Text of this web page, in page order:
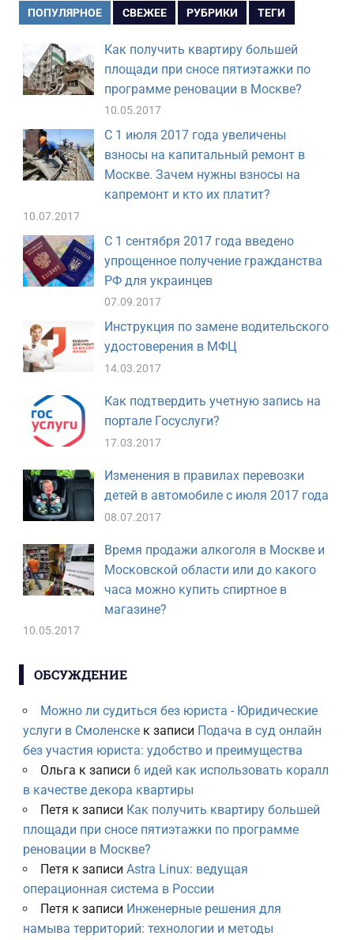
ПОПУЛЯРНОЕ СВЕЖЕЕ РУБРИКИ ТЕГИ
Как получить квартиру большей
площади при сносе пятиэтажки по
программе реновации в Москве?
10.05.2017
С 1 июля 2017 года увеличены
взносы на капитальный ремонт в
Москве. Зачем нужны взносы на
капремонт и кто их платит?
10.07.2017
С 1 сентября 2017 года введено
упрощенное получение гражданства
РФ для украинцев
07.09.2017
Инструкция по замене водительского
удостоверения в МФЦ
14.03.2017
Как подтвердить учетную запись на
портале Госуслуги?
17.03.2017
Изменения в правилах перевозки
детей в автомобиле с июля 2017 года
08.07.2017
Время продажи алкоголя в Москве и
Московской области или до какого
часа можно купить спиртное в
магазине?
10.05.2017
ОБСУЖДЕНИЕ
Можно ли судиться без юриста - Юридические
услуги в Смоленскек записи Подача в суд онлайн
без участия юриста: удобство и преимущества
Ольга к записи 6 идей как использовать коралл
в качестве декора квартиры
Петя к записи Как получить квартиру большей
площади при сносе пятиэтажки по программе
реновации в Москве?
Петя к записи Astra Linux: ведущая
операционная система в России
Петя к записи Инженерные решения для
намыва территорий: технологии и методы